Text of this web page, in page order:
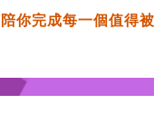
完成每一個值得被